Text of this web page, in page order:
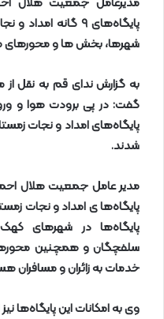
پایگاه‌های ۹گانه امداد و
شهرها، بخش ها و محورهای
به گزارش ندای قم به نقل
گفت: در پی برودت هوا و
پایگاه‌های امداد و نجات
شدند.
مدیر عامل جمعیت هلال احمر
پایگاه‌ها ی امداد و نجات
پایگاه‌ها در شهرهای
سلفچگان و همچنین
خدمات به زائران و مسافران
وی به امکانات این پایگاه‌ها